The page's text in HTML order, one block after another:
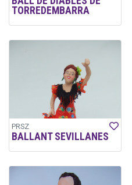
TORREDEMBARRA
PRSZ
BALLANT SEVILLANES